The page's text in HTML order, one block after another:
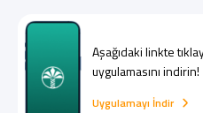
Aşağıdaki linkte
uygulamasını indirin!
Uygulamayı İndir